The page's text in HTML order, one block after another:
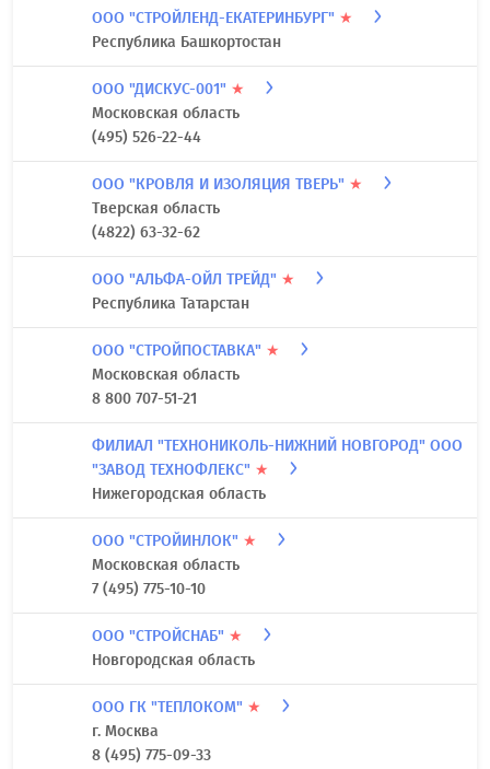
ООО "СТРОЙЛЕНД-ЕКАТЕРИНБУРГ" ★
Республика Башкортостан
ООО "ДИСКУС-001" ★
Московская область
(495) 526-22-44
ООО "КРОВЛЯ И ИЗОЛЯЦИЯ ТВЕРЬ" ★
Тверская область
(4822) 63-32-62
ООО "АЛЬФА-ОЙЛ ТРЕЙД" ★
Республика Татарстан
ООО "СТРОЙПОСТАВКА" ★
Московская область
8 800 707-51-21
ФИЛИАЛ "ТЕХНОНИКОЛЬ-НИЖНИЙ НОВГОРОД" ООО
"ЗАВОД ТЕХНОФЛЕКС" ★
Нижегородская область
ООО "СТРОЙИНЛОК" ★
Московская область
7 (495) 775-10-10
ООО "СТРОЙСНАБ" ★
Новгородская область
ООО ГК "ТЕПЛОКОМ" ★
г. Москва
8 (495) 775-09-33